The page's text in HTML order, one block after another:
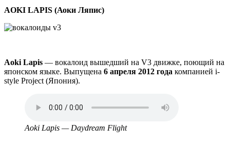
AOKI LAPIS (Аоки Ляпис)
Aoki Lapis — вокалоид вышедший на V3 движке, поющий на
японском языке. Выпущена 6 апреля 2012 года компанией i-
style Project (Япония).
файл
Aoki Lapis — Daydream Flight